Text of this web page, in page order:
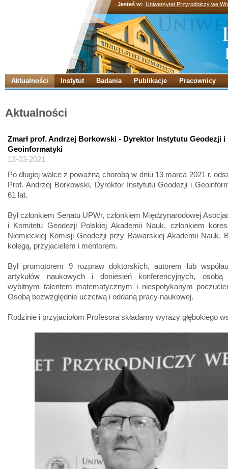
Jesteś w: Uniwersytet Przyrodniczy we
Aktualności Instytut Badania Publikacje Pracownicy
Aktualności
Zmarł prof. Andrzej Borkowski - Dyrektor Instytutu Geodezji i
Geoinformatyki
13-03-2021
Po długiej walce z poważną chorobą w dniu 13 marca 2021 r.
Prof. Andrzej Borkowski, Dyrektor Instytutu Geodezji i
61 lat.
Był członkiem Senatu UPWr, członkiem Międzynarodowej
i Komitetu Geodezji Polskiej Akademii Nauk, członkiem
Niemieckiej Komisji Geodezji przy Bawarskiej Akademii Nauk.
kolegą, przyjacielem i mentorem.
Był promotorem 9 rozpraw doktorskich, autorem lub
artykułów naukowych i doniesień konferencyjnych, osobą
wybitnym talentem matematycznym i niespotykanym
Osobą bezwzględnie uczciwą i oddaną pracy naukowej.
Rodzinie i przyjaciołom Profesora składamy wyrazy głębokiego